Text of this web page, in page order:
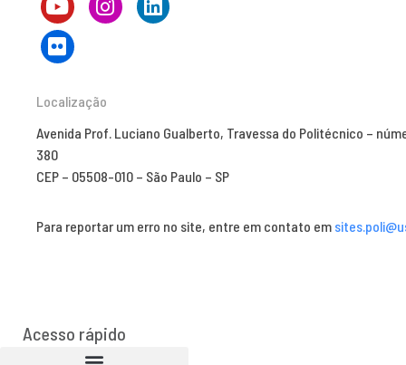
Localização
Avenida Prof. Luciano Gualberto, Travessa do Politécnico –
380
CEP – 05508-010 – São Paulo – SP
Para reportar um erro no site, entre em contato em
Acesso rápido